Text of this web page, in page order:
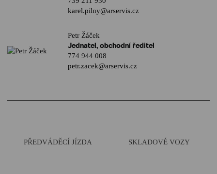
karel.pilny@arservis.cz
Petr Žáček
Jednatel, obchodní ředitel
774 944 008
petr.zacek@arservis.cz
PŘEDVÁDĚCÍ JÍZDA SKLADOVÉ VOZY